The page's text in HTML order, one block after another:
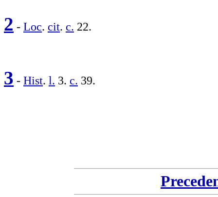
2 - Loc. cit. c. 22.
3 - Hist. l. 3. c. 39.